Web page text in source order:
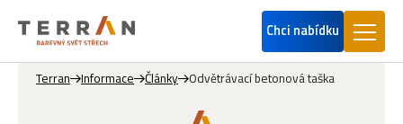
Chci nabídku
Terran Informace Články Odvětrávací betonová taška